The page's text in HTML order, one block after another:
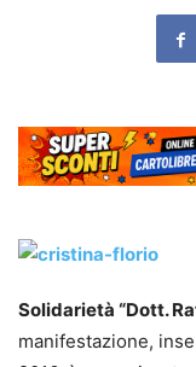
Solidarietà “Dott.
manifestazione,